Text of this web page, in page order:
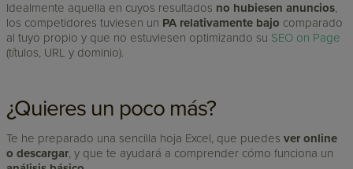
Idealmente aquella en cuyos resultados no hubiesen anuncios,
los competidores tuviesen un PA relativamente bajo comparado
al tuyo propio y que no estuviesen optimizando su SEO on Page
(títulos, URL y dominio).
¿Quieres un poco más?
Te he preparado una sencilla hoja Excel, que puedesver online
o descargar, y que te ayudará a comprender cómo funciona un